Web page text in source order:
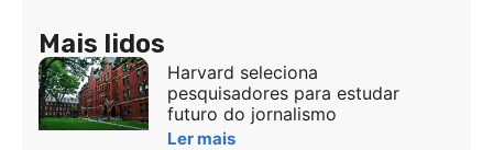
Mais lidos
Harvard seleciona
pesquisadores para estudar
futuro do jornalismo
Ler mais